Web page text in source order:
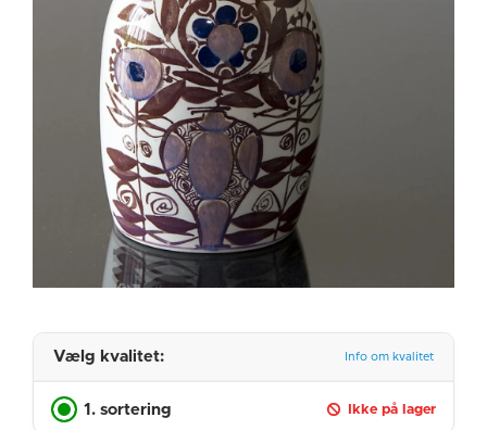
Vælg kvalitet: Info om kvalitet
1. sortering Ikke på lager